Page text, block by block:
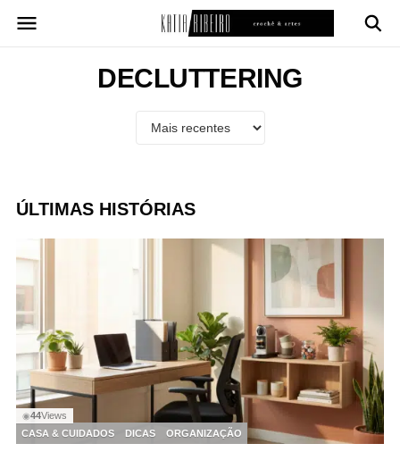
para
DECLUTTERING
ÚLTIMAS HISTÓRIAS
◉44Views
CASA & CUIDADOS
DICAS ORGANIZAÇÃO